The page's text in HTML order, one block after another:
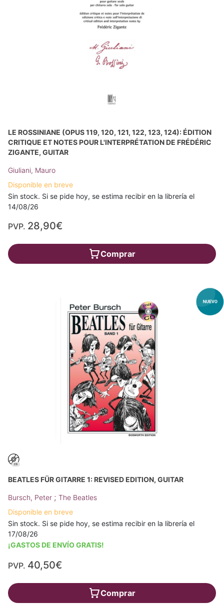
LE ROSSINIANE (OPUS 119, 120, 121, 122, 123, 124): ÉDITION
CRITIQUE ET NOTES POUR L'INTERPRÉTATION DE FRÉDÉRIC
ZIGANTE, GUITAR
Giuliani, Mauro
Disponible en breve
Sin stock. Si se pide hoy, se estima recibir en la librería el
14/08/26
PVP. 28,90€
Comprar
BEATLES FÜR GITARRE 1: REVISED EDITION, GUITAR
Bursch, Peter ; The Beatles
Disponible en breve
Sin stock. Si se pide hoy, se estima recibir en la librería el
17/08/26
¡GASTOS DE ENVÍO GRATIS!
PVP. 40,50€
Comprar